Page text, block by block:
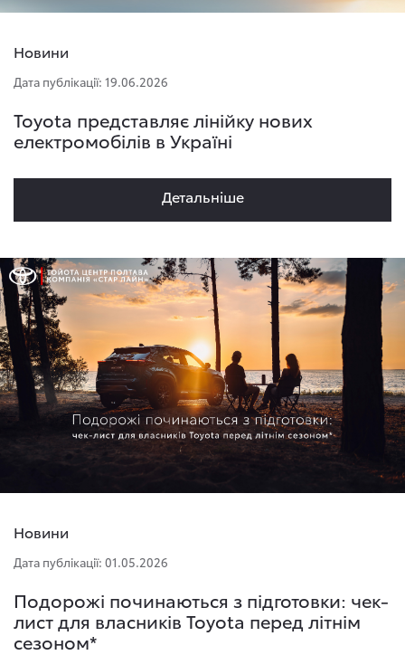
Новини
Дата публікації: 19.06.2026
Toyota представляє лінійку нових
електромобілів в Україні
Детальнiше
Новини
Дата публікації: 01.05.2026
Подорожі починаються з підготовки: чек-
лист для власників Toyota перед літнім
сезоном*